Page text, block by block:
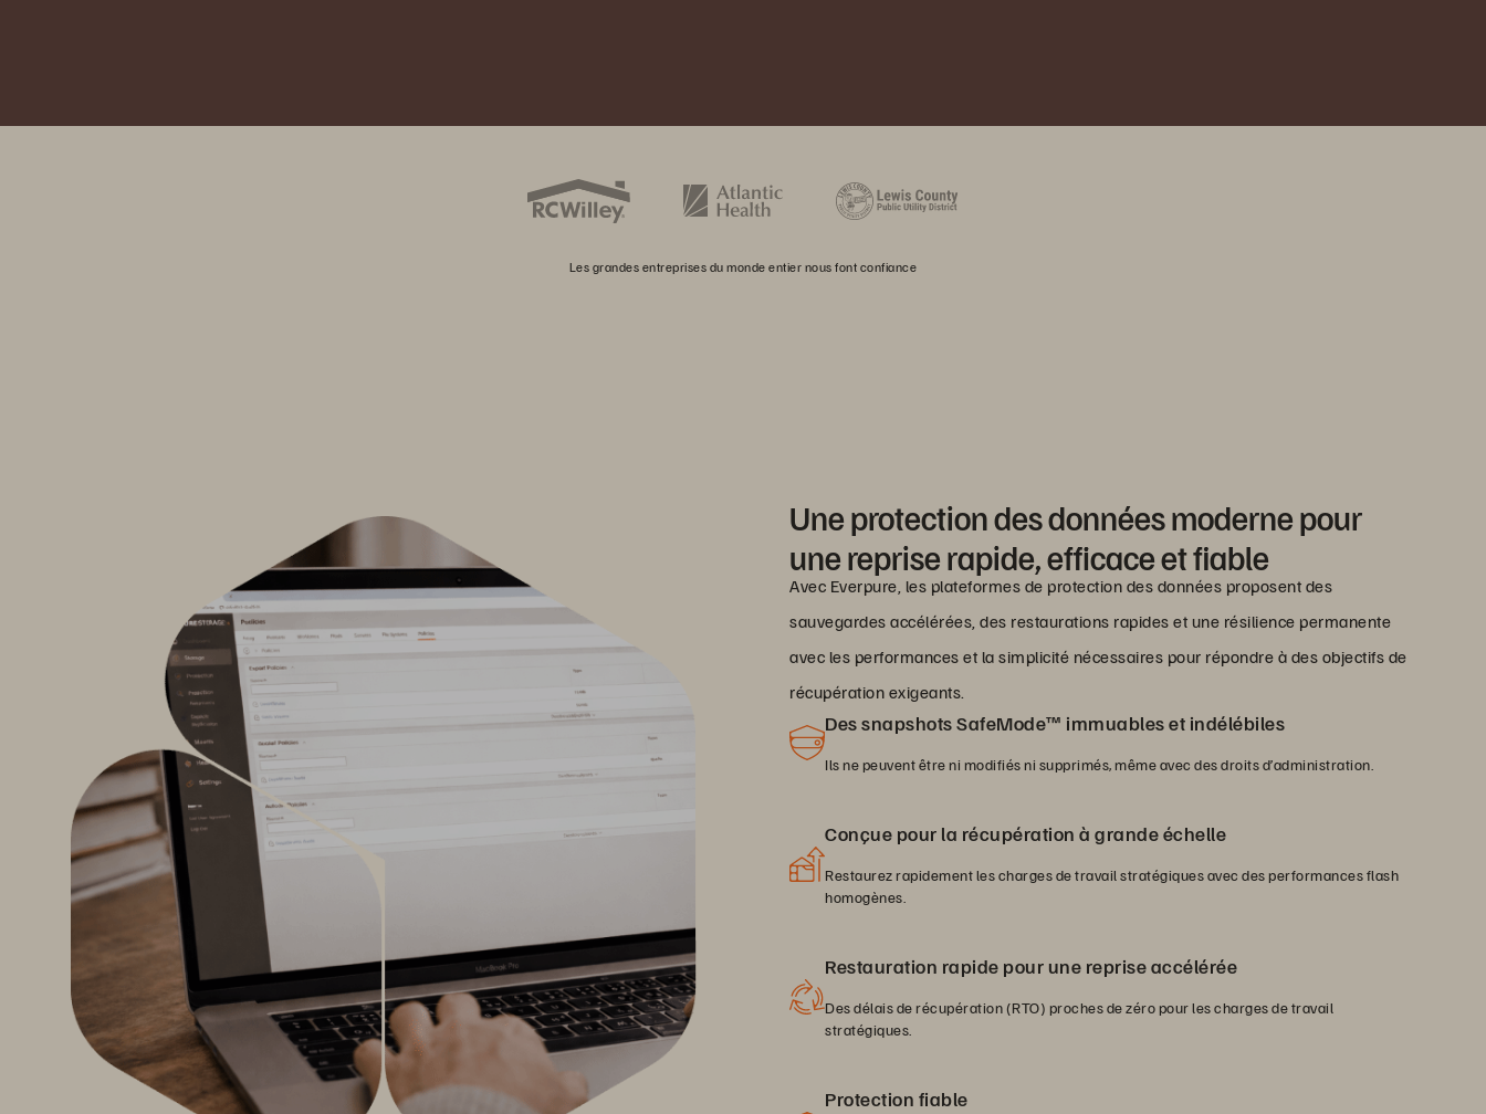
Les grandes entreprises du monde entier nous font confiance
Une protection des données moderne pour
une reprise rapide, efficace et fiable
Avec Everpure, les plateformes de protection des données proposent des
sauvegardes accélérées, des restaurations rapides et une résilience permanente
avec les performances et la simplicité nécessaires pour répondre à des objectifs de
récupération exigeants.
Des snapshots SafeMode™ immuables et indélébiles
Ils ne peuvent être ni modifiés ni supprimés, même avec des droits d’administration.
Conçue pour la récupération à grande échelle
Restaurez rapidement les charges de travail stratégiques avec des performances flash
homogènes.
Restauration rapide pour une reprise accélérée
Des délais de récupération (RTO) proches de zéro pour les charges de travail
stratégiques.
Protection fiable